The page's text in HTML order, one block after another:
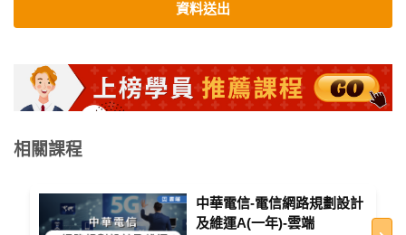
資料送出
相關課程
中華電信-電信網路規劃設計
及維運A(一年)-雲端